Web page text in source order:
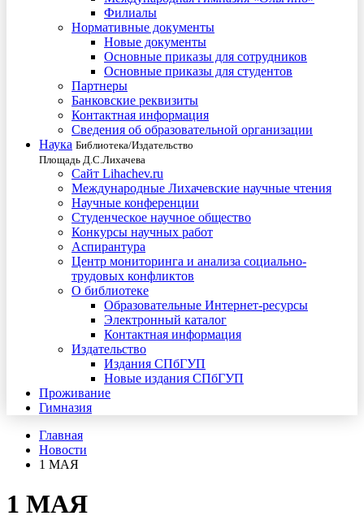
Филиалы
Нормативные документы
Новые документы
Основные приказы для сотрудников
Основные приказы для студентов
Партнеры
Банковские реквизиты
Контактная информация
Сведения об образовательной организации
Наука Библиотека/Издательство
Площадь Д.С.Лихачева
Сайт Lihachev.ru
Международные Лихачевские научные чтения
Научные конференции
Студенческое научное общество
Конкурсы научных работ
Аспирантура
Центр мониторинга и анализа социально-
трудовых конфликтов
О библиотеке
Образовательные Интернет-ресурсы
Электронный каталог
Контактная информация
Издательство
Издания СПбГУП
Новые издания СПбГУП
Проживание
Гимназия
Главная
Новости
1 МАЯ
1 МАЯ